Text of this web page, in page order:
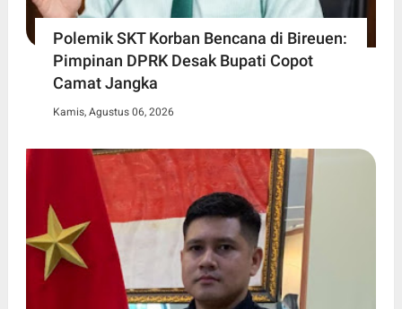
Polemik SKT Korban Bencana di Bireuen:
Pimpinan DPRK Desak Bupati Copot
Camat Jangka
Kamis, Agustus 06, 2026